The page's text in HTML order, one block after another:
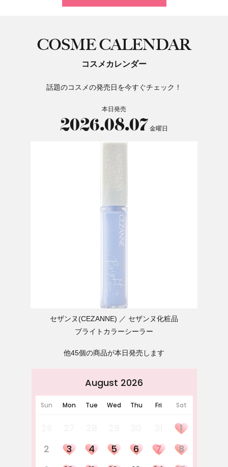
COSME CALENDAR
コスメカレンダー
話題のコスメの発売日を今すぐチェック！
本日発売
2026.08.07 金曜日
セザンヌ(CEZANNE)
セザンヌ化粧品
ブライトカラーシーラー
他45個の商品が本日発売します
August 2026
Sun Mon Tue Wed Thu Fri Sat
1
2
3 4 5 6 7
8